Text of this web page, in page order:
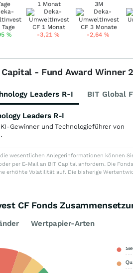
%
1 Monat
-3,21 %
3M
-2,64 %
Capital - Fund Award Winner
Leaders R-I BIT Global
Leaders R-I
Gewinner und Technologieführer von
wesentlichen Anlegerinformationen können
per E-Mail an BIT Capital anfordern. Die
erhöhte Volatilität auf. Die bisherige
CF Fonds
Wertpapier-Arten